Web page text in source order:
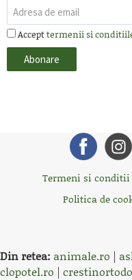
Accepttermenii si
Termeni si conditii
Politica de
Din retea: animale.ro |
clopotel.ro |